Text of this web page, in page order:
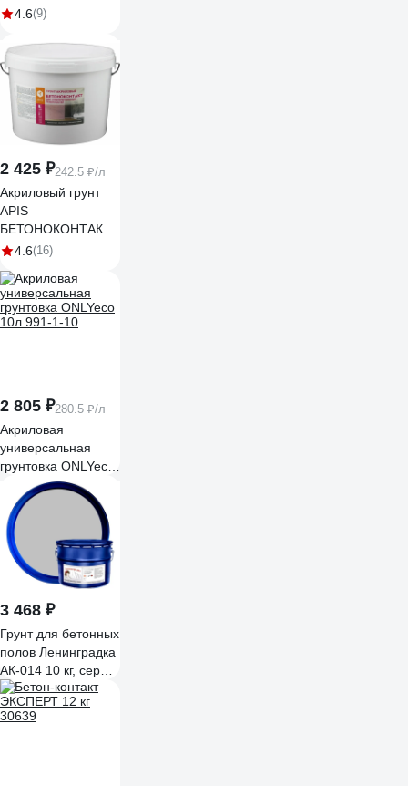
4300011407
4.6(9)
2 425 ₽242.5 ₽/л
Акриловый грунт
APIS
БЕТОНОКОНТАКТ
кварцевый, для
работ, ведро 15 кг
4665296513823
4.6(16)
2 805 ₽280.5 ₽/л
Акриловая
универсальная
грунтовка ONLYeco
10л 991-1-10
3 468 ₽
Грунт для бетонных
полов Ленинградка
АК-014 10 кг, серый
УТ000013200